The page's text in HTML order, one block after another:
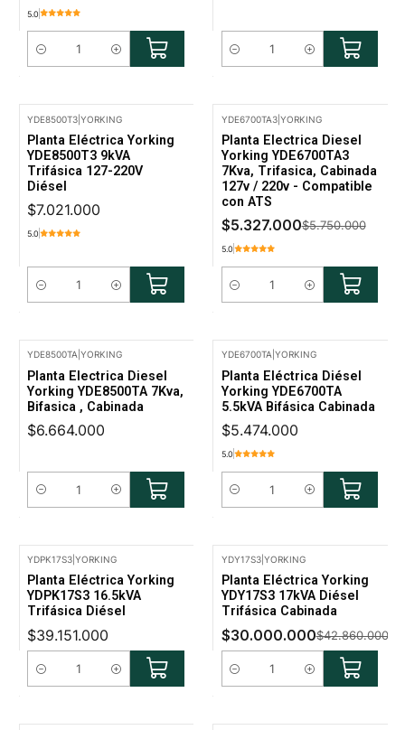
5.0
Cantidad Cantidad
YDE8500T3 |YORKING
Planta Eléctrica Yorking
YDE8500T3 9kVA
Trifásica 127-220V
Diésel
$7.021.000
5.0
Cantidad
YDE6700TA3| YORKING
Planta Electrica Diesel
Yorking YDE6700TA3
7Kva, Trifasica, Cabinada
127v / 220v - Compatible
con ATS
$5.327.000$5.750.000
5.0
Cantidad
YDE8500TA |YORKING
Planta Electrica Diesel
Yorking YDE8500TA 7Kva,
Bifasica , Cabinada
$6.664.000
Cantidad
YDE6700TA| YORKING
Planta Eléctrica Diésel
Yorking YDE6700TA
5.5kVA Bifásica Cabinada
$5.474.000
5.0
Cantidad
YDPK17S3 |YORKING
Planta Eléctrica Yorking
YDPK17S3 16.5kVA
Trifásica Diésel
$39.151.000
Cantidad
YDY17S3| YORKING
Planta Eléctrica Yorking
YDY17S3 17kVA Diésel
Trifásica Cabinada
$30.000.000$42.860.000
Cantidad